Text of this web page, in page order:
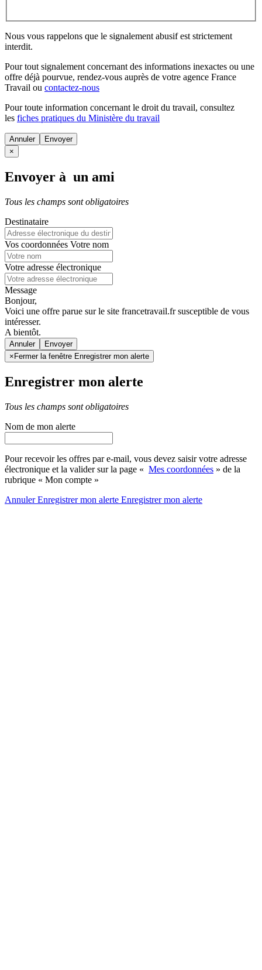
Nous vous rappelons que le signalement abusif est strictement
interdit.
Pour tout signalement concernant des informations inexactes ou une
offre déjà pourvue, rendez-vous auprès de votre agence France
Travail ou contactez-nous
Pour toute information concernant le droit du travail, consultez
les fiches pratiques du Ministère du travail
Annuler
×
Envoyer à un ami
Tous les champs sont obligatoires
Destinataire
Vos coordonnées Votre nom
Votre adresse électronique
Message
Bonjour,
Voici une offre parue sur le site francetravail.fr susceptible de vous
intéresser.
A bientôt.
Annuler
× Fermer la fenêtre Enregistrer mon alerte
Enregistrer mon alerte
Tous les champs sont obligatoires
Nom de mon alerte
Pour recevoir les offres par e-mail, vous devez saisir votre adresse
électronique et la valider sur la page « Mes coordonnées » de la
rubrique « Mon compte »
AnnulerEnregistrer mon alerte Enregistrermon alerte